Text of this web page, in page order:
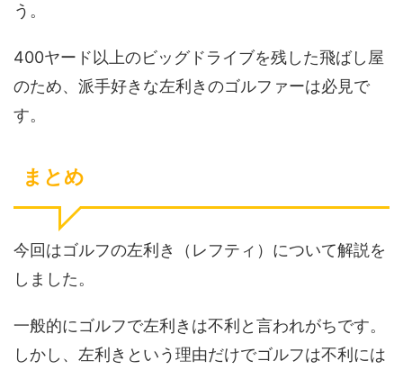
う。
400ヤード以上のビッグドライブを残した飛ばし屋
のため、派手好きな左利きのゴルファーは必見で
す。
まとめ
今回はゴルフの左利き（レフティ）について解説を
しました。
一般的にゴルフで左利きは不利と言われがちです。
しかし、左利きという理由だけでゴルフは不利には